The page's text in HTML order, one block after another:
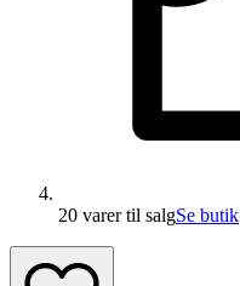
20 varertil salgSe butik